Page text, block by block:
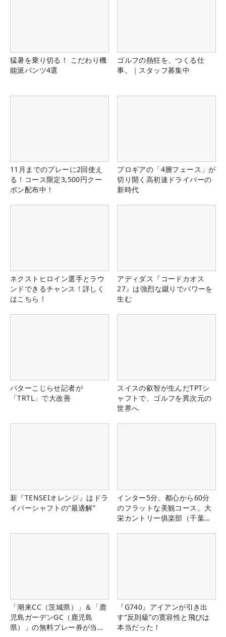
猛暑を乗り切る！ こだわり機
能派パンツ4選
ゴルフの熱狂を、つくる仕
事。｜スタッフ募集中
11月までのプレーに2回使え
る！コース限定3,500円クー
ポン配布中！
プロギアの「4層フェース」が
切り開く高初速ドライバーの
新時代
ネクストヒロイン選手とラウ
ンドできるチャンス！詳しく
はこちら！
アディダス『コードカオス
27』は強烈な蹴りでパワーを
生む
パターこじらせ記者が
「TRTL」で大改善
スイスの叡智が生んだTPTシ
ャフトで、ゴルフを異次元の
世界へ
新『TENSEIオレンジ』はドラ
イバーシャフトの“最適解”
インター5分、都心から60分
のフラットな美観コース。大
栄カントリー俱楽部（千葉
「潮来CC（茨城県）」＆「鹿
児島ガーデンGC（鹿児島
県）」の無料プレー券が当た
『G740』アイアンが引き出
す“反則級”の寛容性と飛びは
本当だった！